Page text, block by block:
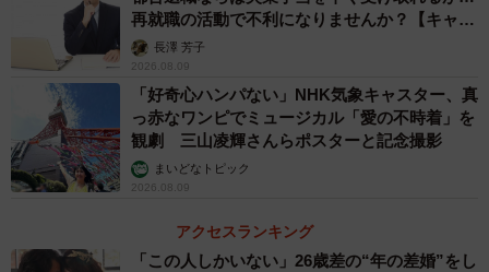
再就職の活動で不利になりませんか？【キャリ
アカウンセラーが解説】
長澤 芳子
2026.08.09
「好奇心ハンパない」NHK気象キャスター、真
っ赤なワンピでミュージカル「愛の不時着」を
観劇 三山凌輝さんらポスターと記念撮影
まいどなトピック
2026.08.09
アクセスランキング
「この人しかいない」26歳差の“年の差婚”をし